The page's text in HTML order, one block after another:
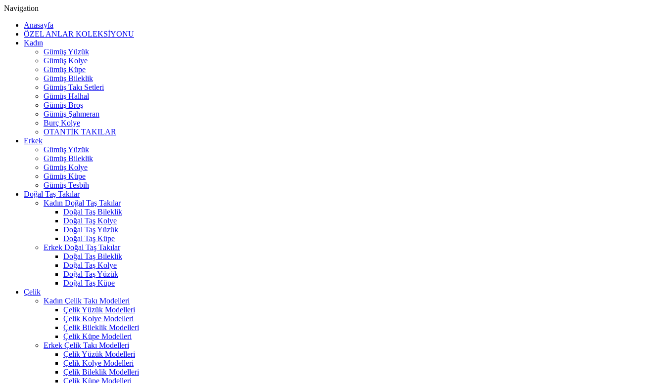
Navigation
Anasayfa
ÖZEL ANLAR KOLEKSİYONU
Kadın
Gümüş Yüzük
Gümüş Kolye
Gümüş Küpe
Gümüş Bileklik
Gümüş Takı Setleri
Gümüş Halhal
Gümüş Broş
Gümüş Şahmeran
Burç Kolye
OTANTİK TAKILAR
Erkek
Gümüş Yüzük
Gümüş Bileklik
Gümüş Kolye
Gümüş Küpe
Gümüş Tesbih
Doğal Taş Takılar
Kadın Doğal Taş Takılar
Doğal Taş Bileklik
Doğal Taş Kolye
Doğal Taş Yüzük
Doğal Taş Küpe
Erkek Doğal Taş Takılar
Doğal Taş Bileklik
Doğal Taş Kolye
Doğal Taş Yüzük
Doğal Taş Küpe
Çelik
Kadın Çelik Takı Modelleri
Çelik Yüzük Modelleri
Çelik Kolye Modelleri
Çelik Bileklik Modelleri
Çelik Küpe Modelleri
Erkek Çelik Takı Modelleri
Çelik Yüzük Modelleri
Çelik Kolye Modelleri
Çelik Bileklik Modelleri
Çelik Küpe Modelleri